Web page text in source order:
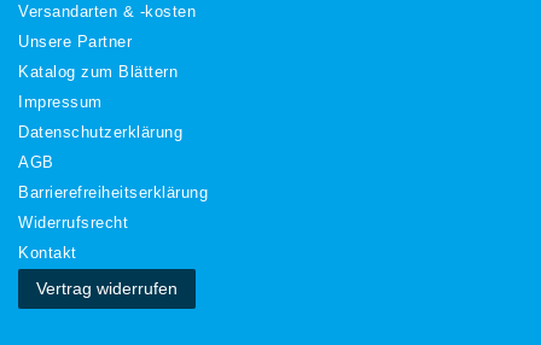
Versandarten & -kosten
Unsere Partner
Katalog zum Blättern
Impressum
Daten­schutz­erklärung
AGB
Barrierefreiheitserklärung
Widerrufs­recht
Kontakt
Vertrag widerrufen